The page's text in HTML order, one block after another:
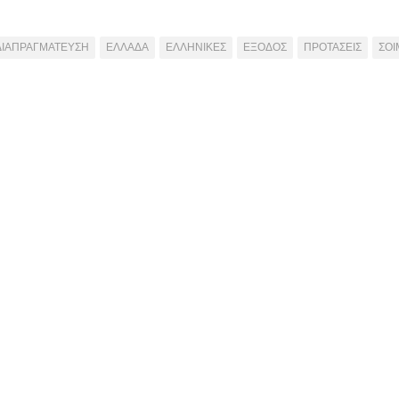
ΕΛΛΑΔΑ ΕΛΛΗΝΙΚΕΣ ΕΞΟΔΟΣ ΠΡΟΤΑΣΕΙΣ